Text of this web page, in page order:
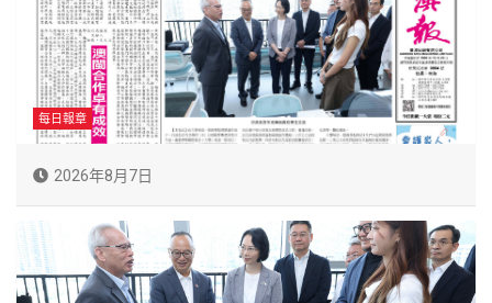
每日報章
2026年8月7日